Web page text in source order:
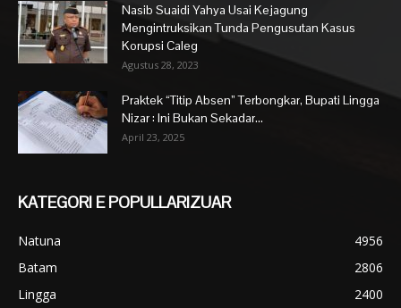
Nasib Suaidi Yahya Usai Kejagung
Mengintruksikan Tunda Pengusutan Kasus
Korupsi Caleg
Agustus 28, 2023
Praktek “Titip Absen” Terbongkar, Bupati Lingga
Nizar : Ini Bukan Sekadar...
April 23, 2025
KATEGORI E POPULLARIZUAR
Natuna
4956
Batam
2806
Lingga
2400